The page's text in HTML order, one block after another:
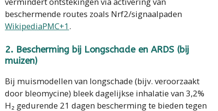
beschermende routes zoals Nrf2/signaalpaden
WikipediaPMC+1.
2. Bescherming bij Longschade en ARDS (bij
muizen)
Bij muismodellen van longschade (bijv. veroorzaakt
door bleomycine) bleek dagelijkse inhalatie van 3,2%
H₂ gedurende 21 dagen bescherming te bieden tegen